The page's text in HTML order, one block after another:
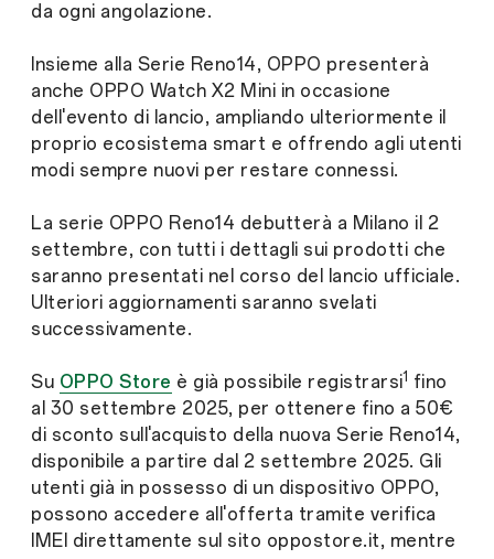
da ogni angolazione.
Insieme alla Serie Reno14, OPPO presenterà
anche OPPO Watch X2 Mini in occasione
dell'evento di lancio, ampliando ulteriormente il
proprio ecosistema smart e offrendo agli utenti
modi sempre nuovi per restare connessi.
La serie OPPO Reno14 debutterà a Milano il 2
settembre, con tutti i dettagli sui prodotti che
saranno presentati nel corso del lancio ufficiale.
Ulteriori aggiornamenti saranno svelati
successivamente.
Su OPPO Store è già possibile registrarsi1 fino
al 30 settembre 2025, per ottenere fino a 50€
di sconto sull'acquisto della nuova Serie Reno14,
disponibile a partire dal 2 settembre 2025. Gli
utenti già in possesso di un dispositivo OPPO,
possono accedere all'offerta tramite verifica
IMEI direttamente sul sito oppostore.it, mentre